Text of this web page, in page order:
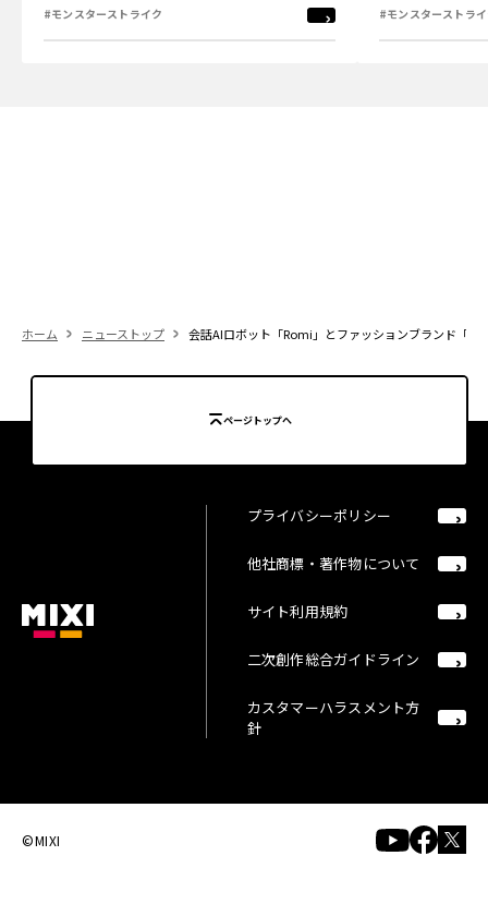
#モンスターストライク #モンスターストラ
ホーム ニューストップ 会話AIロボット「Romi」とファッションブランド「
ページトップへ
プライバシーポリシー
他社商標・著作物について
サイト利用規約
二次創作総合ガイドライン
カスタマーハラスメント方
針
©MIXI